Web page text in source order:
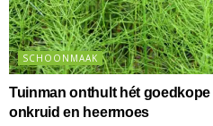
SCHOONMAAK
Tuinman onthult hét
onkruid en heermoes